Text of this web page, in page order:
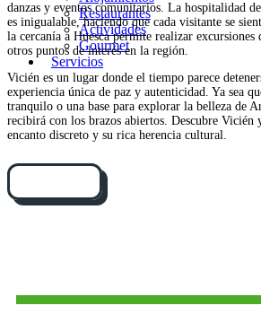
Restaurantes
Actividades
Gourmet
Servicios
danzas y eventos comunitarios. La hospitalidad
es inigualable, haciendo que cada visitante se
la cercanía a Huesca permite realizar
otros puntos de interés en la región.
Vicién es un lugar donde el tiempo parece
experiencia única de paz y autenticidad. Ya sea
tranquilo o una base para explorar la belleza de
recibirá con los brazos abiertos. Descubre Vicién
encanto discreto y su rica herencia cultural.